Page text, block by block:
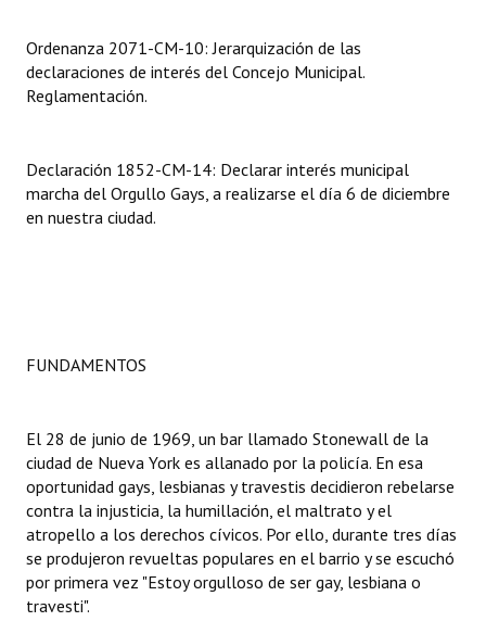
DOCUMENTOS
Proyectos Presentados
Dictámenes Asesoría Letrada
NORMATIVA
Comunicaciones
Declaraciones
Resoluciones
Ordenanza 2071-CM-10: Jerarquización de las
declaraciones de interés del Concejo Municipal.
Reglamentación.
Declaración 1852-CM-14: Declarar interés municipal
marcha del Orgullo Gays, a realizarse el día 6 de diciembre
en nuestra ciudad.
FUNDAMENTOS
El 28 de junio de 1969, un bar llamado Stonewall de la
ciudad de Nueva York es allanado por la policía. En esa
oportunidad gays, lesbianas y travestis decidieron rebelarse
contra la injusticia, la humillación, el maltrato y el
atropello a los derechos cívicos. Por ello, durante tres días
se produjeron revueltas populares en el barrio y se escuchó
por primera vez "Estoy orgulloso de ser gay, lesbiana o
travesti".